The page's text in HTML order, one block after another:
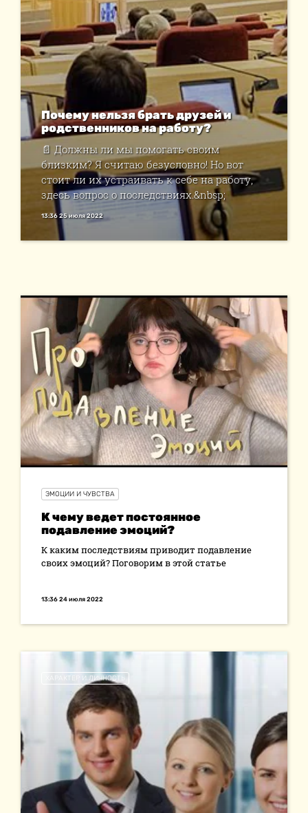
Почему нельзя брать друзей и
родственников на работу?
📄 Должны ли мы помогать своим
близким? Я считаю безусловно! Но вот
стоит ли их устраивать к себе на работу,
здесь вопрос о последствиях.&nbsp;
13:36 25 июля 2022
ЭМОЦИИ И ЧУВСТВА
К чему ведет постоянное
подавление эмоций?
К каким последствиям приводит подавление
своих эмоций? Поговорим в этой статье
13:36 24 июля 2022
ХАРАКТЕР И ЛИЧНОСТЬ